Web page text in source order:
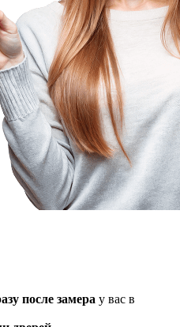
после замера у вас в